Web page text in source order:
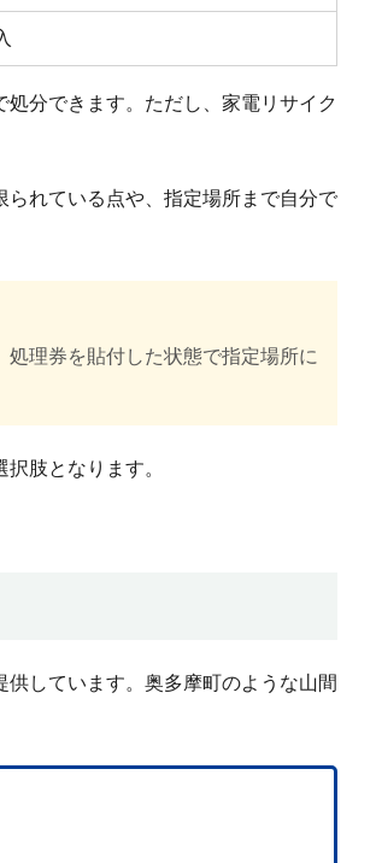
処分できます。ただし、家電リサイク
られている点や、指定場所まで自分で
理券を貼付した状態で指定場所に
肢となります。
しています。奥多摩町のような山間